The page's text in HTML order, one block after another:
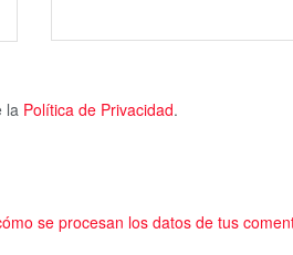
la Política de Privacidad.
se procesan los datos de tus